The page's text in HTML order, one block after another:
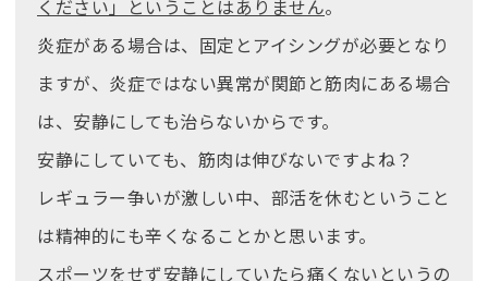
ください」ということはありません。
炎症がある場合は、固定とアイシングが必要となり
ますが、炎症ではない異常が関節と筋肉にある場合
は、安静にしても治らないからです。
安静にしていても、筋肉は伸びないですよね？
レギュラー争いが激しい中、部活を休むということ
は精神的にも辛くなることかと思います。
スポーツをせず安静にしていたら痛くないというの